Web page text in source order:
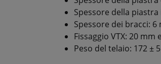
Spessore della
Spessore dei bracci: 6
Fissaggio VTX: 20 mm
Peso del telaio: 172 ±